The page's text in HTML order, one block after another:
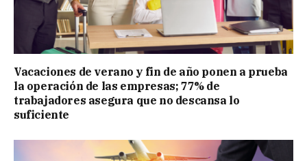
Vacaciones de verano y fin de año ponen a prueba
la operación de las empresas; 77% de
trabajadores asegura que no descansa lo
suficiente